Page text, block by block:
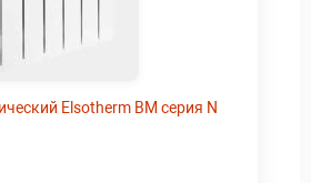
Elsotherm BM серия N